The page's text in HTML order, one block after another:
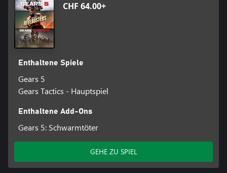
CHF 64.00+
Enthaltene Spiele
Gears 5
Gears Tactics - Hauptspiel
Enthaltene Add-Ons
Gears 5: Schwarmtöter
GEHE ZU SPIEL